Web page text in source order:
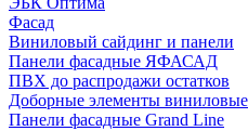
Фасад
Виниловый сайдинг и панели
Панели фасадные ЯФАСАД
ПВХ до распродажи остатков
Доборные элементы виниловые
Панели фасадные Grand Line